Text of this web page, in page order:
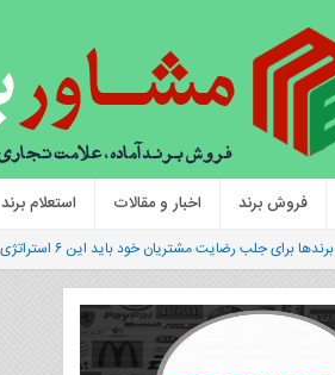
فروش برند اخبار و مقالات استعلام برند
برندها برای جلب رضایت مشتریان خود باید این ۶ استراتژی را رعایت کنند